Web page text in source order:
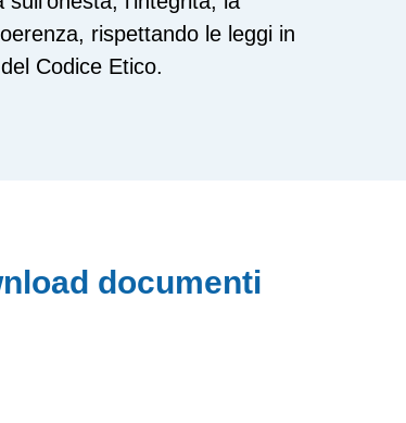
rispettando le leggi in
Codice Etico.
documenti